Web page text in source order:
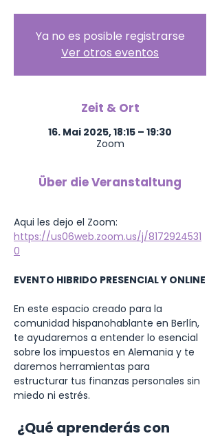
Ya no es posible registrarse
Ver otros eventos
Zeit & Ort
16. Mai 2025, 18:15 – 19:30
Zoom
Über die Veranstaltung
Aqui les dejo el Zoom:
https://us06web.zoom.us/j/8172924531
0
EVENTO HIBRIDO PRESENCIAL Y ONLINE
En este espacio creado para la
comunidad hispanohablante en Berlín,
te ayudaremos a entender lo esencial
sobre los impuestos en Alemania y te
daremos herramientas para
estructurar tus finanzas personales sin
miedo ni estrés.
¿Qué aprenderás con